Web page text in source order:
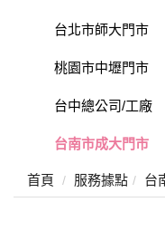
台北市師大門市
桃園市中壢門市
台中總公司/工廠
台南市成大門市
首頁 服務據點 台